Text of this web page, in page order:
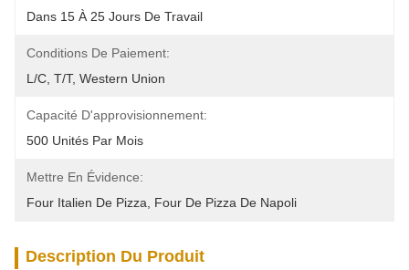
Dans 15 À 25 Jours De Travail
Conditions De Paiement:
L/C, T/T, Western Union
Capacité D'approvisionnement:
500 Unités Par Mois
Mettre En Évidence:
Four Italien De Pizza
Four De Pizza De Napoli
Description Du Produit